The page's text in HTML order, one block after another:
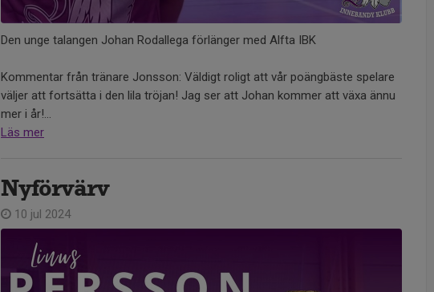
Den unge talangen Johan Rodallega förlänger med Alfta IBK
Kommentar från tränare Jonsson: Väldigt roligt att vår poängbäste spelare
väljer att fortsätta i den lila tröjan! Jag ser att Johan kommer att växa ännu
mer i år!...
Läs mer
Nyförvärv
10 jul 2024